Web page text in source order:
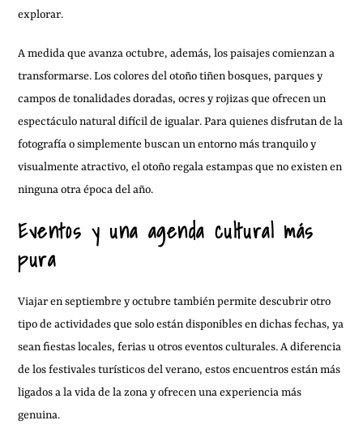
explorar.
A medida que avanza octubre, además, los paisajes comienzan a
transformarse. Los colores del otoño tiñen bosques, parques y
campos de tonalidades doradas, ocres y rojizas que ofrecen un
espectáculo natural difícil de igualar. Para quienes disfrutan de la
fotografía o simplemente buscan un entorno más tranquilo y
visualmente atractivo, el otoño regala estampas que no existen en
ninguna otra época del año.
Eventos y una agenda cultural más
pura
Viajar en septiembre y octubre también permite descubrir otro
tipo de actividades que solo están disponibles en dichas fechas, ya
sean fiestas locales, ferias u otros eventos culturales. A diferencia
de los festivales turísticos del verano, estos encuentros están más
ligados a la vida de la zona y ofrecen una experiencia más
genuina.